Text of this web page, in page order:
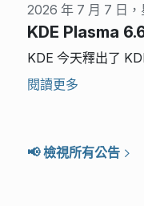
2026 年 7 月 7 日，
KDE Plasma
KDE 今天釋出了
閱讀更多
📢 檢視所有公告